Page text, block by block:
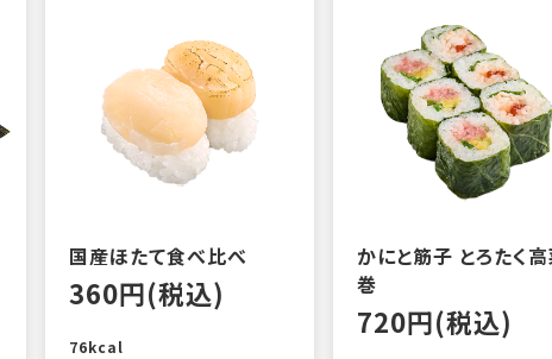
国産ほたて食べ比べ
360円(税込)
76kcal
かにと筋子 とろたく
巻
720円(税込)